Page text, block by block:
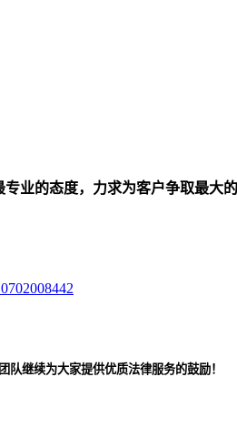
业的态度，力求为客户争取最
继续为大家提供优质法律服务的鼓励！